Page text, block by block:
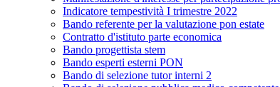
Indicatore tempestività I trimestre 2022
Bando referente per la valutazione pon estate
Contratto d'istituto parte economica
Bando progettista stem
Bando esperti esterni PON
Bando di selezione tutor interni 2